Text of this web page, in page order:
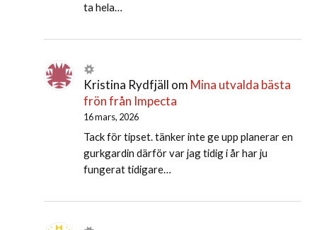
ta hela…
Kristina Rydfjäll om Mina utvalda bästa
frön från Impecta
16 mars, 2026
Tack för tipset. tänker inte ge upp planerar en
gurkgardin därför var jag tidig i år har ju
fungerat tidigare…